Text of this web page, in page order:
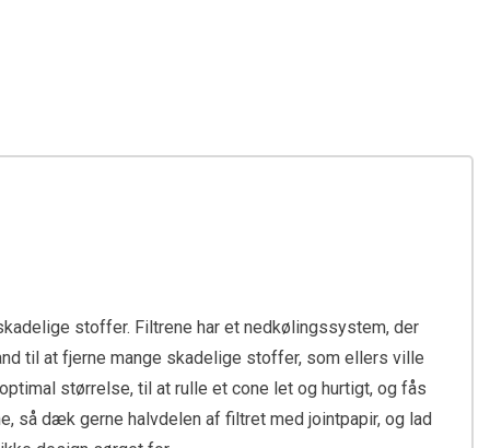
stoffer. Filtrene har et nedkølingssystem, der
til at fjerne mange skadelige stoffer, som ellers ville
størrelse, til at rulle et cone let og hurtigt, og fås
så dæk gerne halvdelen af filtret med jointpapir, og lad